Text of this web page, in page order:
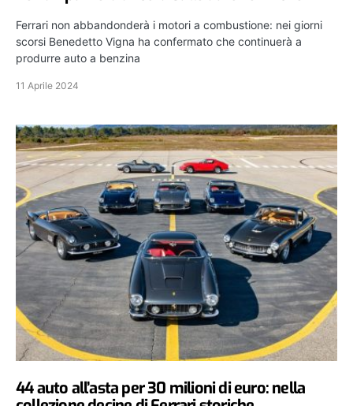
Ferrari non abbandonderà i motori a combustione: nei giorni
scorsi Benedetto Vigna ha confermato che continuerà a
produrre auto a benzina
11 Aprile 2024
44 auto all’asta per 30 milioni di euro: nella